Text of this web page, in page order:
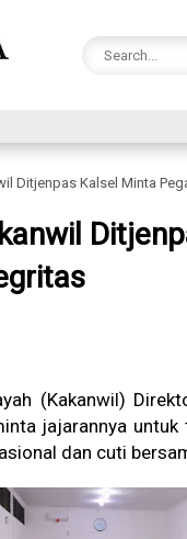
Ditjenpas Kalsel Minta
(Kakanwil)
jajarannya
dan cuti